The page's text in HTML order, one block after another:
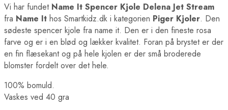
Vi har fundet Name It Spencer Kjole Delena Jet Stream
fra Name It hos Smartkidz.dk i kategorien Piger Kjoler. Den
sødeste spencer kjole fra name it. Den er i den fineste rosa
farve og er i en blød og lækker kvalitet. Foran på brystet er der
en fin flæsekant og på hele kjolen er der små broderede
blomster fordelt over det hele.
100% bomuld.
Vaskes ved 40 gra